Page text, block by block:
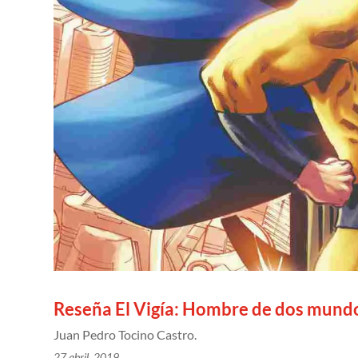
Reseña El Vigía: Hombre de dos
Juan Pedro Tocino Castro.